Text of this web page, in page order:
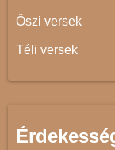
Őszi versek
Téli versek